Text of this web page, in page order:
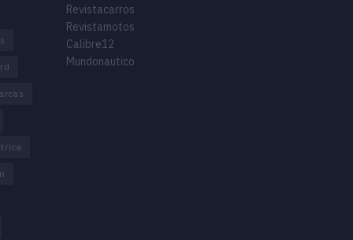
Revistacarros
Revistamotos
Calibre12
Mundonautico